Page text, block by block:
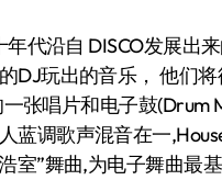
年代沿自 DISCO发展出
DJ玩出的音乐， 他们
张唱片和电子鼓(Drum
蓝调歌声混音在一
室”舞曲,为电子舞曲最